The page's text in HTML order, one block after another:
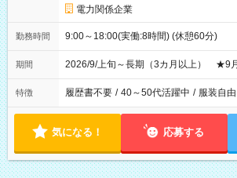
電力関係企業
勤務時間 9:00～18:00(実働:8時間) (休憩60分)
期間 2026/9/上旬～長期（3カ月以上） ★9月
特徴 履歴書不要 / 40～50代活躍中 / 服装自由
気になる！ 応募する